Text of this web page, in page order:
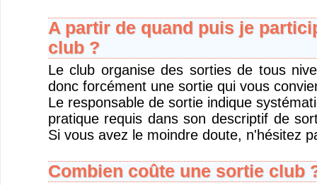
A partir de quand puis je
club ?
Le club organise des sorties de tous
donc forcément une sortie qui vous
Le responsable de sortie indique
pratique requis dans son descriptif de
Si vous avez le moindre doute, n'hésitez
Combien coûte une sortie club